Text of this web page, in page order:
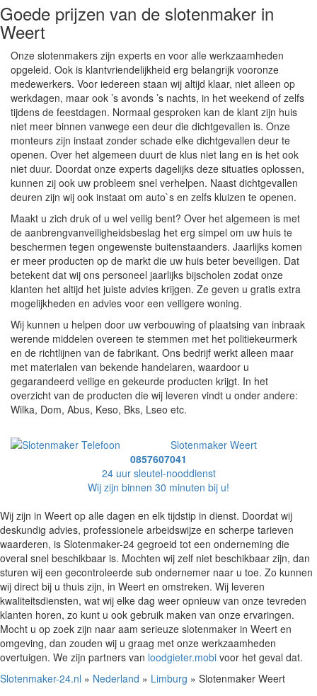
Goede prijzen van de slotenmaker in
Weert
Onze slotenmakers zijn experts en voor alle werkzaamheden
opgeleid. Ook is klantvriendelijkheid erg belangrijk vooronze
medewerkers. Voor iedereen staan wij altijd klaar, niet alleen op
werkdagen, maar ook ’s avonds ’s nachts, in het weekend of zelfs
tijdens de feestdagen. Normaal gesproken kan de klant zijn huis
niet meer binnen vanwege een deur die dichtgevallen is. Onze
monteurs zijn instaat zonder schade elke dichtgevallen deur te
openen. Over het algemeen duurt de klus niet lang en is het ook
niet duur. Doordat onze experts dagelijks deze situaties oplossen,
kunnen zij ook uw probleem snel verhelpen. Naast dichtgevallen
deuren zijn wij ook instaat om auto`s en zelfs kluizen te openen.
Maakt u zich druk of u wel veilig bent? Over het algemeen is met
de aanbrengvanveiligheidsbeslag het erg simpel om uw huis te
beschermen tegen ongewenste buitenstaanders. Jaarlijks komen
er meer producten op de markt die uw huis beter beveiligen. Dat
betekent dat wij ons personeel jaarlijks bijscholen zodat onze
klanten het altijd het juiste advies krijgen. Ze geven u gratis extra
mogelijkheden en advies voor een veiligere woning.
Wij kunnen u helpen door uw verbouwing of plaatsing van inbraak
werende middelen overeen te stemmen met het politiekeurmerk
en de richtlijnen van de fabrikant. Ons bedrijf werkt alleen maar
met materialen van bekende handelaren, waardoor u
gegarandeerd veilige en gekeurde producten krijgt. In het
overzicht van de producten die wij leveren vindt u onder andere:
Wilka, Dom, Abus, Keso, Bks, Lseo etc.
Slotenmaker Weert
0857607041
24 uur sleutel-nooddienst
Wij zijn binnen 30 minuten bij u!
Wij zijn in Weert op alle dagen en elk tijdstip in dienst. Doordat wij
deskundig advies, professionele arbeidswijze en scherpe tarieven
waarderen, is Slotenmaker-24 gegroeid tot een onderneming die
overal snel beschikbaar is. Mochten wij zelf niet beschikbaar zijn, dan
sturen wij een gecontroleerde sub ondernemer naar u toe. Zo kunnen
wij direct bij u thuis zijn, in Weert en omstreken. Wij leveren
kwaliteitsdiensten, wat wij elke dag weer opnieuw van onze tevreden
klanten horen, zo kunt u ook gebruik maken van onze ervaringen.
Mocht u op zoek zijn naar aam serieuze slotenmaker in Weert en
omgeving, dan zouden wij u graag met onze werkzaamheden
overtuigen. We zijn partners van loodgieter.mobi voor het geval dat.
Slotenmaker-24.nl » Nederland » Limburg » Slotenmaker Weert